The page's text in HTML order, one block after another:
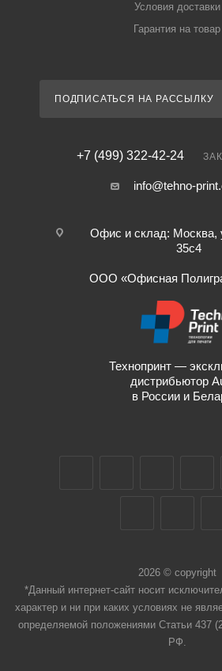
Условия доставки
Гарантия на товар
ПОДПИСАТЬСЯ НА РАССЫЛКУ
+7 (499) 322-42-24
info@tehno-
Офис и склад: Москва,
35с4
ООО «Офисная
Технопринт —
дистрибьютор
в России и
2026 © copyright
*Данный интернет-сайт носит
характер и ни при каких условиях не
определяемой положениями Статьи 437
РФ.